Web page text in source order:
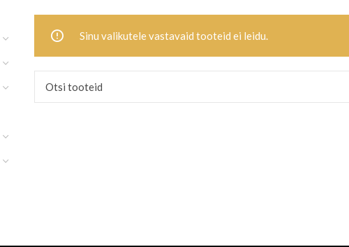
Sinu valikutele vastavaid tooteid ei leidu.